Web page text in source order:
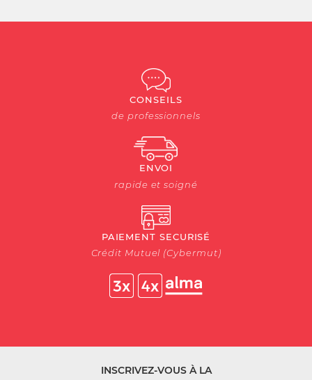
CONSEILS
de professionnels
ENVOI
rapide et soigné
PAIEMENT SECURISÉ
Crédit Mutuel (Cybermut)
INSCRIVEZ-VOUS À LA